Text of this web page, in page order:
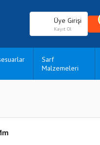
Üye Girişi
Kayıt Ol
Sarf
Malzemeleri